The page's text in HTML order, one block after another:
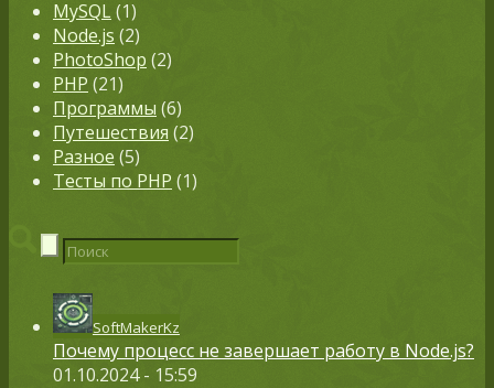
MySQL(1)
Node.js (2)
PhotoShop (2)
PHP (21)
Программы (6)
Путешествия (2)
Разное (5)
Тесты по PHP (1)
SoftMakerKz
Почему процесс не завершает работу в Node.js?
01.10.2024 - 15:59